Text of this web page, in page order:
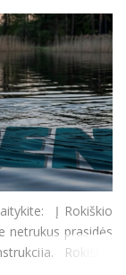
Į Rokiškio
netrukus prasidės
Rokiškio